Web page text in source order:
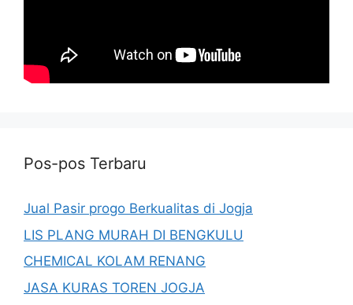
Pos-pos Terbaru
Jual Pasir progo Berkualitas di Jogja
LIS PLANG MURAH DI BENGKULU
CHEMICAL KOLAM RENANG
JASA KURAS TOREN JOGJA